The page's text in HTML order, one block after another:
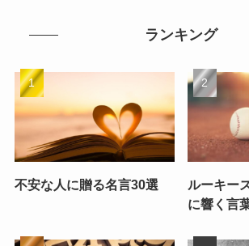
ランキング
不安な人に贈る名言30選
ルーキー
に響く言